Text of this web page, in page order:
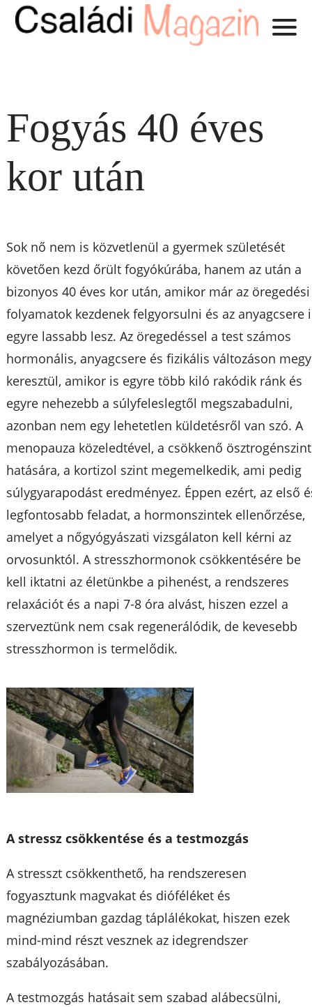
Fogyás 40 éves
kor után
Sok nő nem is közvetlenül a gyermek születését
követően kezd őrült fogyókúrába, hanem az után a
bizonyos 40 éves kor után, amikor már az öregedési
folyamatok kezdenek felgyorsulni és az anyagcsere
egyre lassabb lesz. Az öregedéssel a test számos
hormonális, anyagcsere és fizikális változáson megy
keresztül, amikor is egyre több kiló rakódik ránk és
egyre nehezebb a súlyfeleslegtől megszabadulni,
azonban nem egy lehetetlen küldetésről van szó. A
menopauza közeledtével, a csökkenő ösztrogénszint
hatására, a kortizol szint megemelkedik, ami pedig
súlygyarapodást eredményez. Éppen ezért, az első
legfontosabb feladat, a hormonszintek ellenőrzése,
amelyet a nőgyógyászati vizsgálaton kell kérni az
orvosunktól. A stresszhormonok csökkentésére be
kell iktatni az életünkbe a pihenést, a rendszeres
relaxációt és a napi 7-8 óra alvást, hiszen ezzel a
szerveztünk nem csak regenerálódik, de kevesebb
stresszhormon is termelődik.
A stressz csökkentése és a testmozgás
A stresszt csökkenthető, ha rendszeresen
fogyasztunk magvakat és dióféléket és
magnéziumban gazdag táplálékokat, hiszen ezek
mind-mind részt vesznek az idegrendszer
szabályozásában.
A testmozgás hatásait sem szabad alábecsülni,